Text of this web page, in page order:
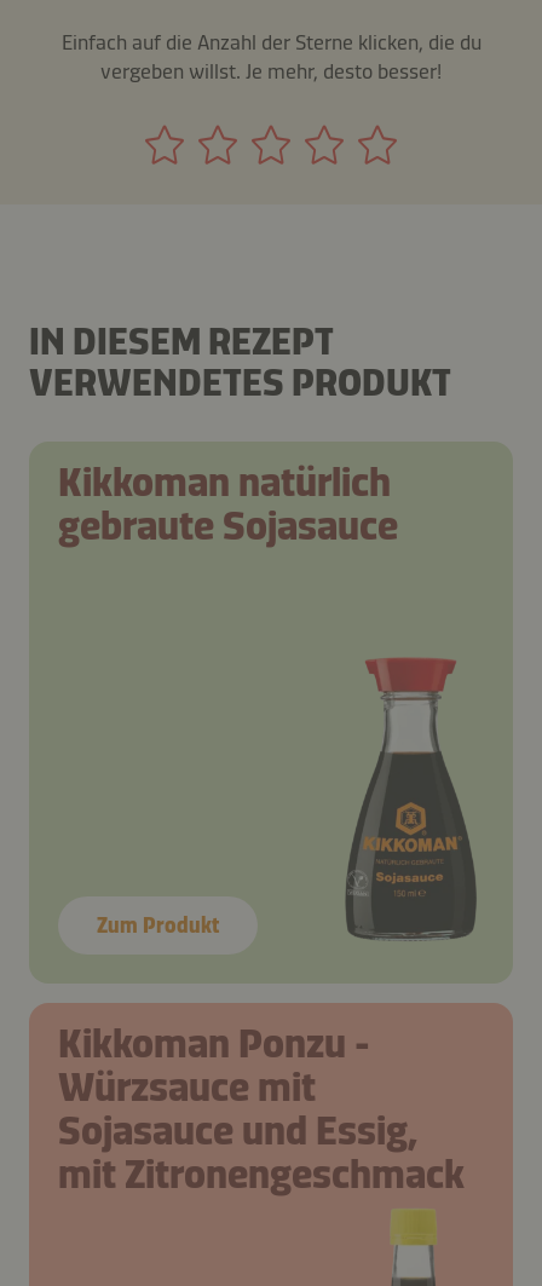
Einfach auf die Anzahl der Sterne klicken, die du
vergeben willst. Je mehr, desto besser!
IN DIESEM REZEPT
VERWENDETES PRODUKT
Kikkoman natürlich
gebraute Sojasauce
Zum Produkt
Kikkoman Ponzu -
Würzsauce mit
Sojasauce und Essig,
mit Zitronengeschmack